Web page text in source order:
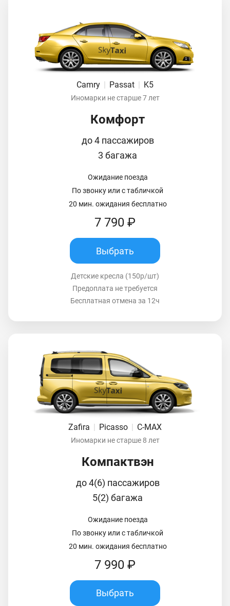
Camry Passat K5
Иномарки не старше 7 лет
Комфорт
до 4 пассажиров
3 багажа
Ожидание поезда
По звонку или с табличкой
20 мин. ожидания бесплатно
7 790 ₽
Выбрать
Детские кресла (150р/шт)
Предоплата не требуется
Бесплатная отмена за 12ч
Zafira | Picasso | C-MAX
Иномарки не старше 8 лет
Компактвэн
до 4(6) пассажиров
5(2) багажа
Ожидание поезда
По звонку или с табличкой
20 мин. ожидания бесплатно
7 990 ₽
Выбрать